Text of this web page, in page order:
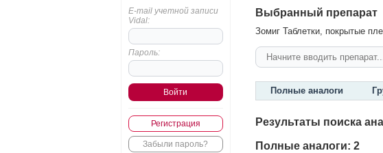
E-mail учетной записи
Vidal:
Пароль:
Регистрация
Забыли пароль?
Выбранный препарат
Зомиг Таблетки, покрытые
Полные аналоги
Результаты поиска
Полные аналоги: 2